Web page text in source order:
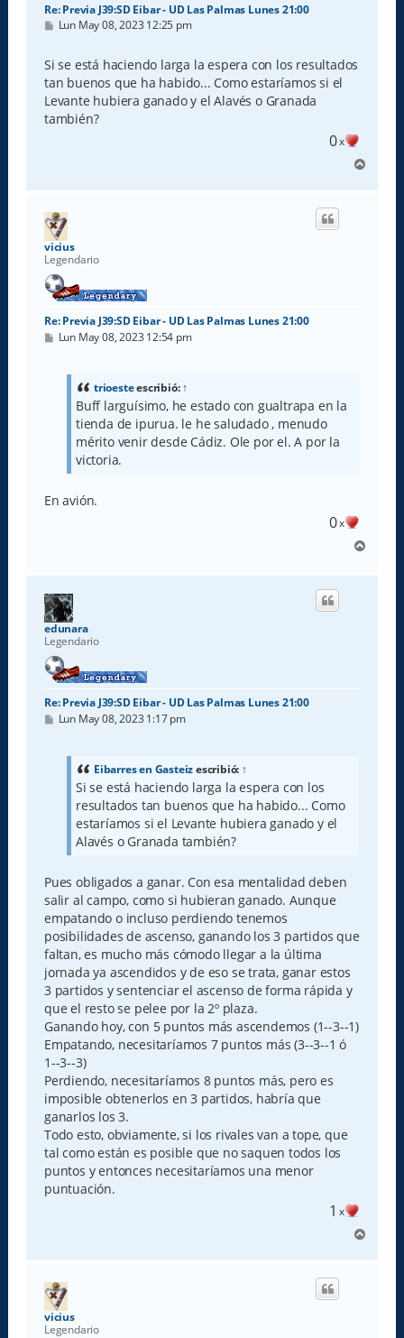
Re: Previa J39:SD Eibar - UD Las Palmas Lunes 21:00
M
s
a
j
e
Lun May 08, 2023 12:25 pm
Si se está haciendo larga la espera con los resultados
tan buenos que ha habido... Como estaríamos si el
Levante hubiera ganado y el Alavés o Granada
también?
0x
r
vicius
Legendario
Re: Previa J39:SD Eibar - UD Las Palmas Lunes 21:00
M
Lun May 08, 2023 12:54 pm
trioesteescribió:↑
Buff larguísimo, he estado con gualtrapa en la
tienda de ipurua. le he saludado , menudo
mérito venir desde Cádiz. Ole por el. A por la
victoria.
En avión.
0x
r
edunara
Legendario
Re: Previa J39:SD Eibar - UD Las Palmas Lunes 21:00
M
Lun May 08, 2023 1:17 pm
Eibarres en Gasteizescribió: ↑
Si se está haciendo larga la espera con los
resultados tan buenos que ha habido... Como
estaríamos si el Levante hubiera ganado y el
Alavés o Granada también?
Pues obligados a ganar. Con esa mentalidad deben
salir al campo, como si hubieran ganado. Aunque
empatando o incluso perdiendo tenemos
posibilidades de ascenso, ganando los 3 partidos que
faltan, es mucho más cómodo llegar a la última
jornada ya ascendidos y de eso se trata, ganar estos
3 partidos y sentenciar el ascenso de forma rápida y
que el resto se pelee por la 2º plaza.
Ganando hoy, con 5 puntos más ascendemos (1--3--1)
Empatando, necesitaríamos 7 puntos más (3--3--1 ó
1--3--3)
Perdiendo, necesitaríamos 8 puntos más, pero es
imposible obtenerlos en 3 partidos, habría que
ganarlos los 3.
Todo esto, obviamente, si los rivales van a tope, que
tal como están es posible que no saquen todos los
puntos y entonces necesitaríamos una menor
puntuación.
1 x
r
vicius
Legendario